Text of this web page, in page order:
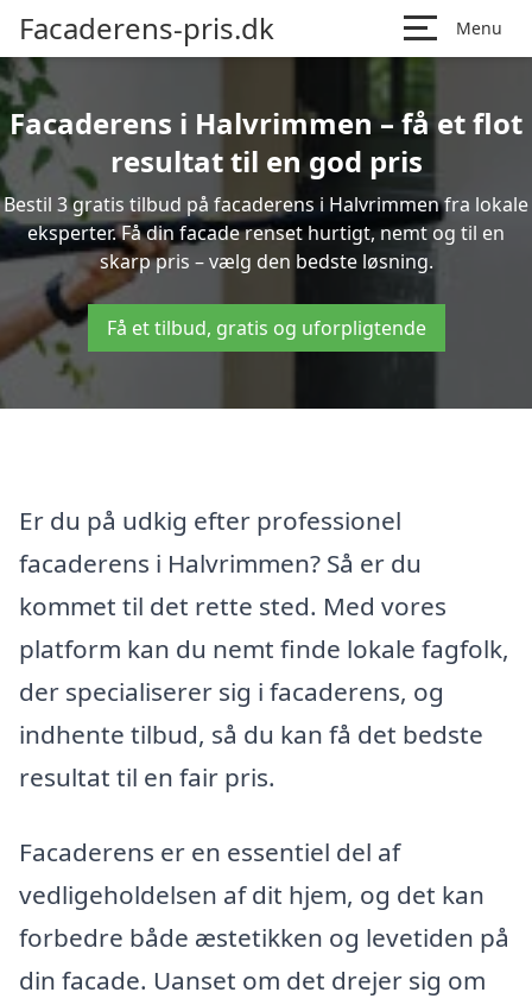
Facaderens-pris.dk Menu
Facaderens i Halvrimmen – få et flot
resultat til en god pris
Bestil 3 gratis tilbud på facaderens i Halvrimmen fra lokale
eksperter. Få din facade renset hurtigt, nemt og til en
skarp pris – vælg den bedste løsning.
Få et tilbud, gratis og uforpligtende
Er du på udkig efter professionel
facaderens i Halvrimmen? Så er du
kommet til det rette sted. Med vores
platform kan du nemt finde lokale fagfolk,
der specialiserer sig i facaderens, og
indhente tilbud, så du kan få det bedste
resultat til en fair pris.
Facaderens er en essentiel del af
vedligeholdelsen af dit hjem, og det kan
forbedre både æstetikken og levetiden på
din facade. Uanset om det drejer sig om